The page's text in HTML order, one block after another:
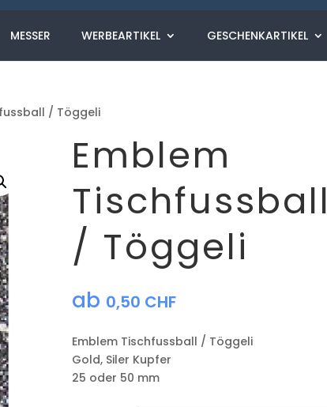
MESSER WERBEARTIKEL GESCHENKARTIKEL
/ Töggeli
Emblem
Tischfussball
/ Töggeli
ab 0,50 CHF
Emblem Tischfussball / Töggeli
Gold, Siler Kupfer
25 oder 50 mm